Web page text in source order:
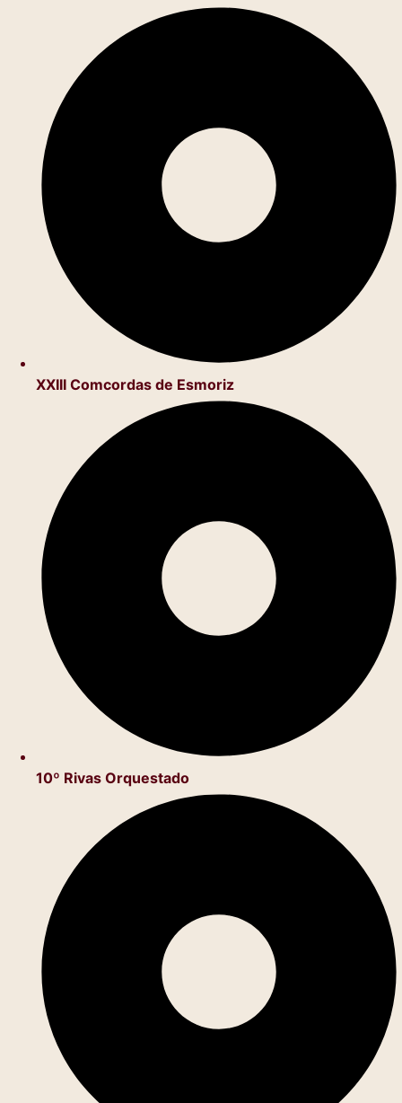
XXIII Comcordas de Esmoriz
10º Rivas Orquestado